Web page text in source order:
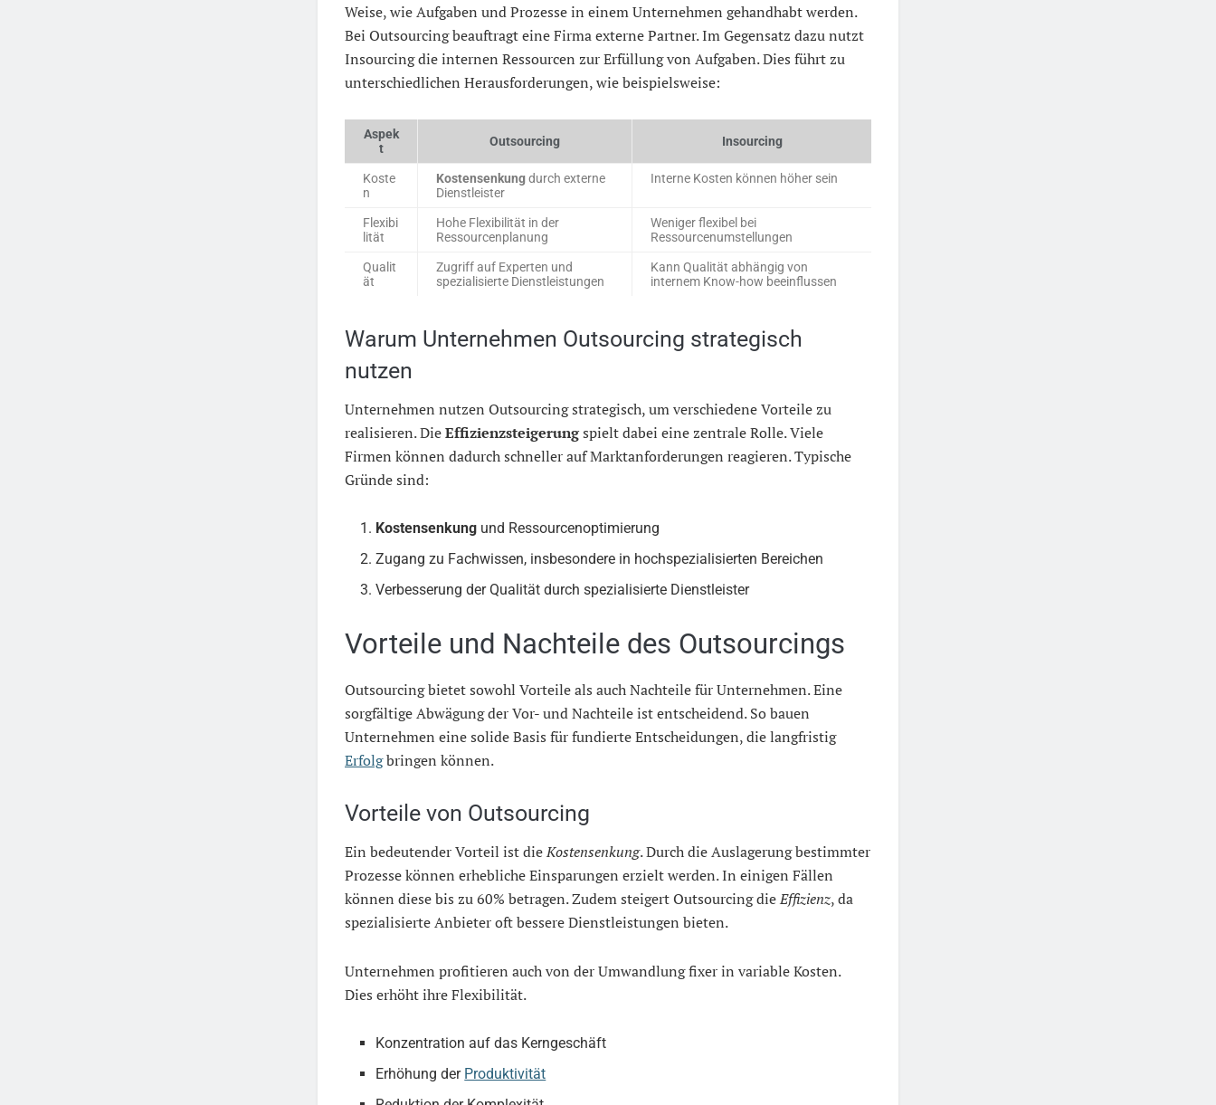
Weise, wie Aufgaben und Prozesse in einem Unternehmen gehandhabt werden.
Bei Outsourcing beauftragt eine Firma externe Partner. Im Gegensatz dazu nutzt
Insourcing die internen Ressourcen zur Erfüllung von Aufgaben. Dies führt zu
unterschiedlichen Herausforderungen, wie beispielsweise:
Aspek
t
Outsourcing Insourcing
Koste
n
Kostensenkungdurch externe
Dienstleister
Interne Kosten können höher sein
Flexibi
lität
Hohe Flexibilität in der
Ressourcenplanung
Weniger flexibel bei
Ressourcenumstellungen
Qualit
ät
Zugriff auf Experten und
spezialisierte Dienstleistungen
Kann Qualität abhängig von
internem Know-how beeinflussen
Warum Unternehmen Outsourcing strategisch
nutzen
Unternehmen nutzen Outsourcing strategisch, um verschiedene Vorteile zu
realisieren. DieEffizienzsteigerungspielt dabei eine zentrale Rolle. Viele
Firmen können dadurch schneller auf Marktanforderungen reagieren. Typische
Gründe sind:
Kostensenkung und Ressourcenoptimierung
Zugang zu Fachwissen, insbesondere in hochspezialisierten Bereichen
Verbesserung der Qualität durch spezialisierte Dienstleister
Vorteile und Nachteile des Outsourcings
Outsourcing bietet sowohl Vorteile als auch Nachteile für Unternehmen. Eine
sorgfältige Abwägung der Vor- und Nachteile ist entscheidend. So bauen
Unternehmen eine solide Basis für fundierte Entscheidungen, die langfristig
Erfolgbringen können.
Vorteile von Outsourcing
Ein bedeutender Vorteil ist dieKostensenkung. Durch die Auslagerung bestimmter
Prozesse können erhebliche Einsparungen erzielt werden. In einigen Fällen
können diese bis zu 60% betragen. Zudem steigert Outsourcing dieEffizienz, da
spezialisierte Anbieter oft bessere Dienstleistungen bieten.
Unternehmen profitieren auch von der Umwandlung fixer in variable Kosten.
Dies erhöht ihre Flexibilität.
Konzentration auf das Kerngeschäft
Erhöhung der Produktivität